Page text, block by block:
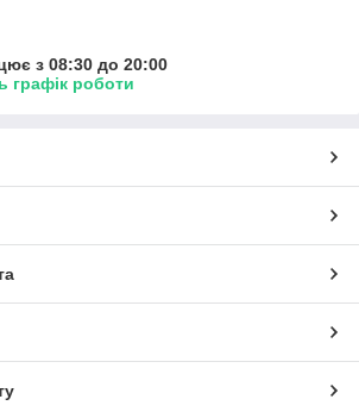
з 08:30 до 20:00
графік роботи